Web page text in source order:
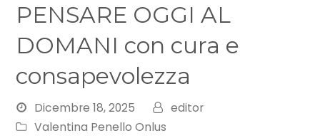
PENSARE OGGI AL
DOMANI con cura e
consapevolezza
Dicembre 18, 2025
editor
Valentina Penello Onlus